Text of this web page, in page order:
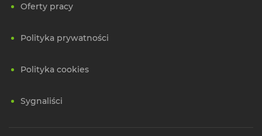
Oferty pracy
Polityka prywatności
Polityka cookies
Sygnaliści